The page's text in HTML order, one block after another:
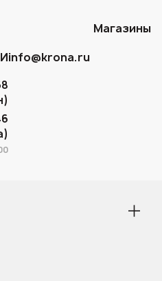
Магазины
info@krona.ru